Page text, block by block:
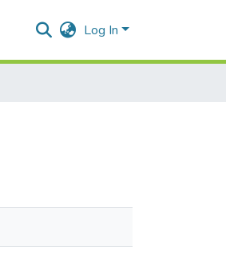
Log In